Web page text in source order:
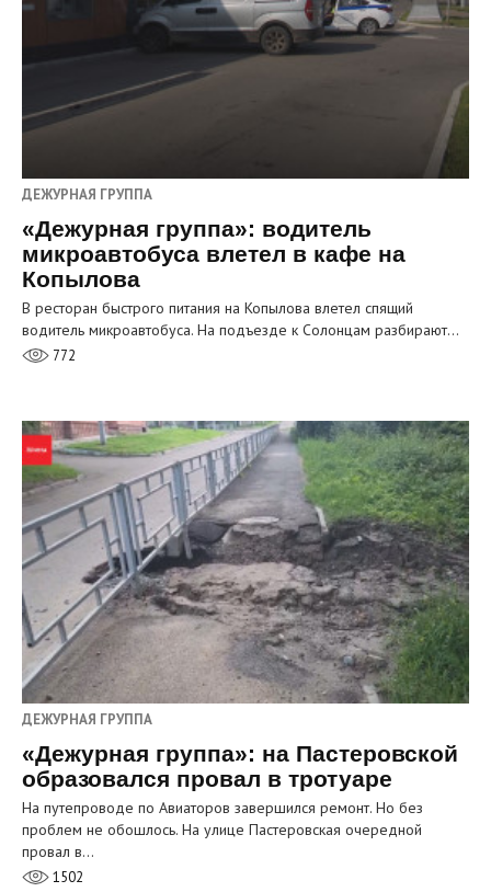
ДЕЖУРНАЯ ГРУППА
«Дежурная группа»: водитель
микроавтобуса влетел в кафе на
Копылова
В ресторан быстрого питания на Копылова влетел спящий
водитель микроавтобуса. На подъезде к Солонцам разбирают…
772
ДЕЖУРНАЯ ГРУППА
«Дежурная группа»: на Пастеровской
образовался провал в тротуаре
На путепроводе по Авиаторов завершился ремонт. Но без
проблем не обошлось. На улице Пастеровская очередной
провал в…
1502